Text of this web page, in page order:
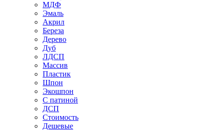
МДФ
Эмаль
Акрил
Береза
Дерево
Дуб
ЛДСП
Массив
Пластик
Шпон
Экошпон
С патиной
ДСП
Стоимость
Дешевые